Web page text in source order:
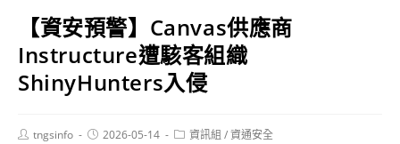
【資安預警】Canvas供應商
Instructure遭駭客組織
ShinyHunters入侵
Posttngsinfo
Post2026-05-14
Post資訊組 /資通安全